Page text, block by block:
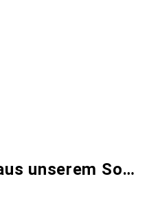
Weitere Produkte aus unserem Sortiment